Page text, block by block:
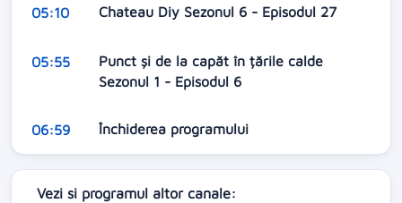
05:10 Chateau Diy Sezonul 6 - Episodul 27
05:55
Punct și de la capăt în țările calde
Sezonul 1 - Episodul 6
06:59 Închiderea programului
Vezi si programul altor canale: